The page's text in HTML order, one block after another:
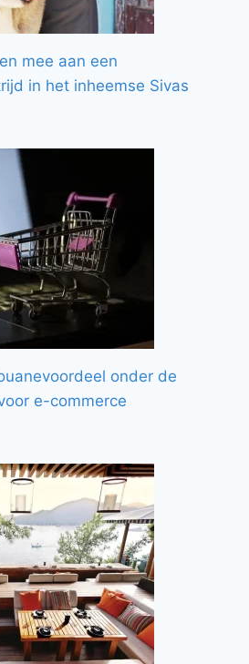
mee aan een
in het inheemse Sivas
onder de
e-commerce